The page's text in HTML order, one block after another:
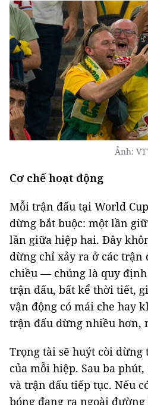
Ảnh:
Cơ chế hoạt động
Mỗi trận đấu tại World
dừng bắt buộc: một lần
lần giữa hiệp hai. Đây
dừng chỉ xảy ra ở các trận
chiều — chúng là quy định
trận đấu, bất kể thời tiết,
vận động có mái che hay
trận đấu dừng nhiều hơn,
Trọng tài sẽ huýt còi dừng
của mỗi hiệp. Sau ba
và trận đấu tiếp tục. Nếu
bóng đang ra ngoài